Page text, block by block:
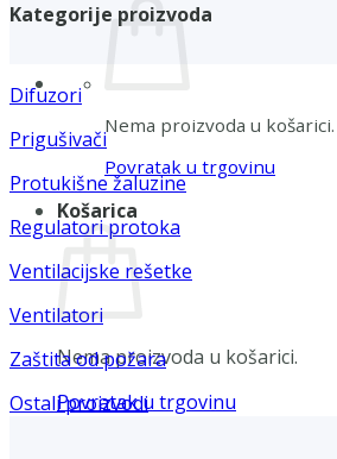
Nema proizvoda u košarici.
Povratak u trgovinu
Košarica
Nema proizvoda u košarici.
Povratak u trgovinu
Kategorije proizvoda
Difuzori
Prigušivači
Protukišne žaluzine
Regulatori protoka
Ventilacijske rešetke
Ventilatori
Zaštita od požara
Ostali proizvodi